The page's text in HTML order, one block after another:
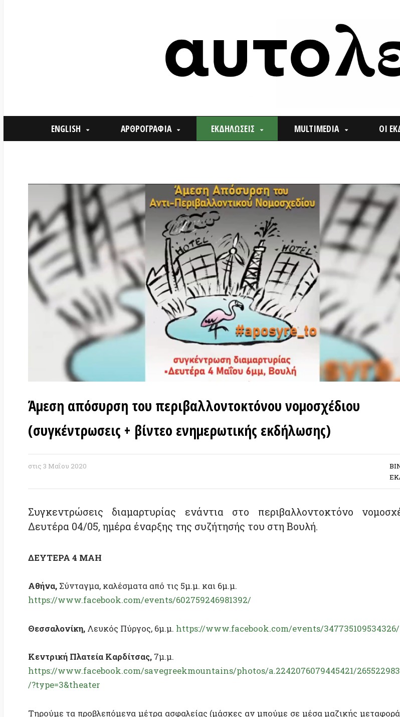
ENGLISH ΑΡΘΡΟΓΡΑΦΙΑ ΕΚΔΗΛΩΣΕΙΣ MULTIMEDIA ΟΙ ΕΚΔΟΣΕΙΣ ΜΑΣ
Άμεση απόσυρση του περιβαλλοντοκτόνου νομοσχέδιου
0
Συγκεντρώσεις διαμαρτυρίας ενάντια στο περιβαλλοντοκτόνο νομοσχέδιο τη
ΔΕΥΤΕΡΑ 4 ΜΑΗ
Αθήνα,Σύνταγμα, καλέσματα από τις 5μ.μ. και 6μ.μ.
Κεντρική Πλατεία Καρδίτσας, 7μ.μ.
μπορούμε τα αποφύγουμε- αποστάσεις ασφαλείας).
event, προσωπικά μηνύματα, αφισάκια, ποσταρίσματα).Είναι δύσκολη η συγκυρία, αλλά και πολύ
σημαντικό το να μαζευτούμε πολλοί τη Δευτέρα.